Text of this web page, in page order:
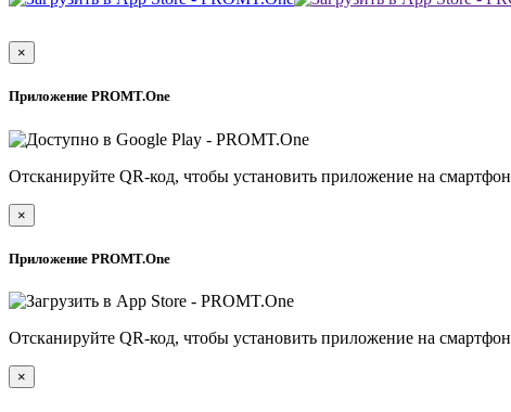
×
Приложение PROMT.One
Отсканируйте QR-код, чтобы установить приложение на смартфон
×
Приложение PROMT.One
Отсканируйте QR-код, чтобы установить приложение на смартфон
×